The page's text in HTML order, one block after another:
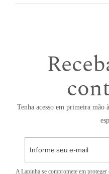
Tenha acesso em primeira mão
A Lapinha se compromete em